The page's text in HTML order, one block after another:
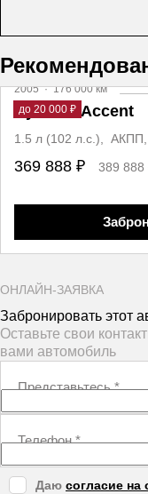
до 20 000 ₽
2005·176 000 км
Hyundai Accent
1.5 л (102 л.с.),
369 888 ₽ 389 888
ОНЛАЙН-ЗАЯВКА
Забронировать этот
Оставьте свои
вами автомобиль
Представьтесь*
Телефон*
Даю согласие на